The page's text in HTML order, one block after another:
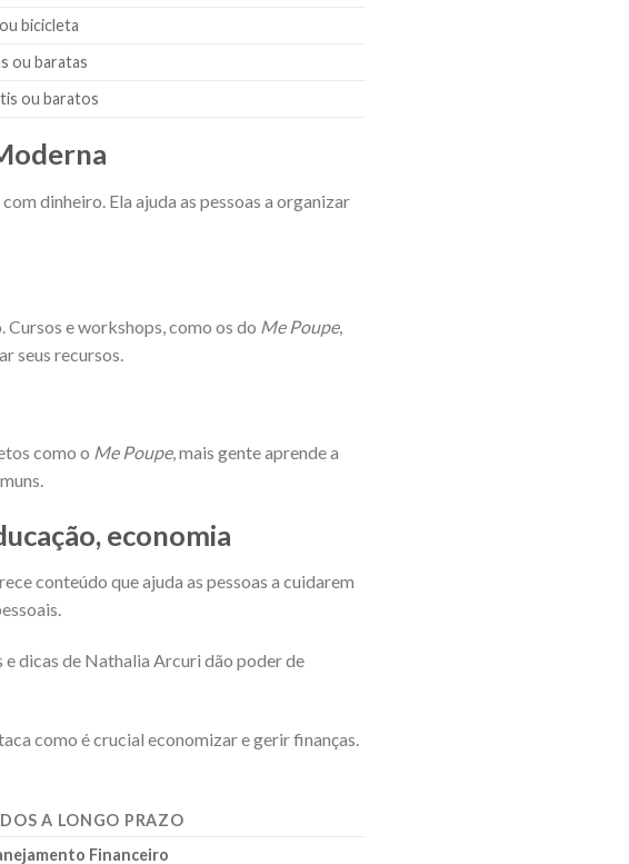
bicicleta
ou baratas
ou baratos
dinheiro. Ela ajuda as pessoas a organizar
e workshops, como os do Me Poupe,
seus recursos.
como o Me Poupe, mais gente aprende a
economia
conteúdo que ajuda as pessoas a cuidarem
dicas de Nathalia Arcuri dão poder de
como é crucial economizar e gerir finanças.
A LONGO PRAZO
Financeiro